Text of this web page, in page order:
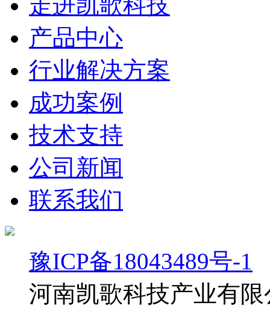
产品中心
行业解决方案
成功案例
技术支持
公司新闻
联系我们
豫ICP备18043489号-1
河南凯歌科技产业有